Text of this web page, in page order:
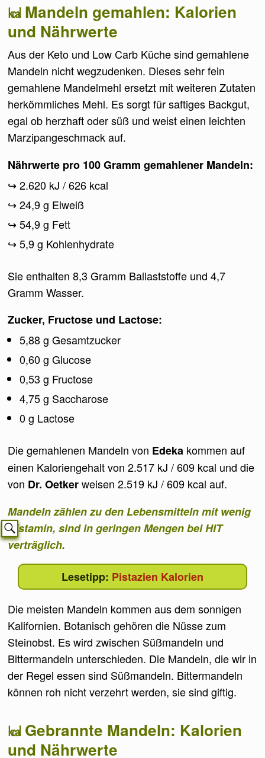
Mandeln gemahlen: Kalorien
und Nährwerte
Aus der Keto und Low Carb Küche sind gemahlene
Mandeln nicht wegzudenken. Dieses sehr fein
gemahlene Mandelmehl ersetzt mit weiteren Zutaten
herkömmliches Mehl. Es sorgt für saftiges Backgut,
egal ob herzhaft oder süß und weist einen leichten
Marzipangeschmack auf.
Nährwerte pro 100 Gramm gemahlener Mandeln:
2.620 kJ / 626 kcal
24,9 g Eiweiß
54,9 g Fett
5,9 g Kohlenhydrate
Sie enthalten 8,3 Gramm Ballaststoffe und 4,7
Gramm Wasser.
Zucker, Fructose und Lactose:
5,88 g Gesamtzucker
0,60 g Glucose
0,53 g Fructose
4,75 g Saccharose
0 g Lactose
Die gemahlenen Mandeln von Edeka kommen auf
einen Kaloriengehalt von 2.517 kJ / 609 kcal und die
von Dr. Oetkerweisen 2.519 kJ / 609 kcal auf.
Mandeln zählen zu den Lebensmitteln mit wenig
Histamin, sind in geringen Mengen bei HIT
verträglich.
Pistazien Kalorien
Die meisten Mandeln kommen aus dem sonnigen
Kalifornien. Botanisch gehören die Nüsse zum
Steinobst. Es wird zwischen Süßmandeln und
Bittermandeln unterschieden. Die Mandeln, die wir in
der Regel essen sind Süßmandeln. Bittermandeln
können roh nicht verzehrt werden, sie sind giftig.
Gebrannte Mandeln: Kalorien
und Nährwerte